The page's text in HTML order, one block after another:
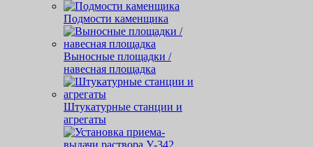
Подмости каменщика
Выносные площадки /
навесная площадка
Штукатурные станции и
агрегаты